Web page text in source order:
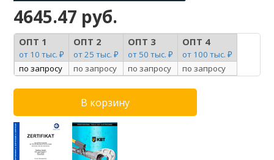
4645.47 руб.
ОПТ 1
от 10 тыс. ₽
ОПТ 2
от 25 тыс. ₽
ОПТ 3
от 50 тыс. ₽
ОПТ 4
от 100 тыс. ₽
по запросу
по запросу по запросу по запросу